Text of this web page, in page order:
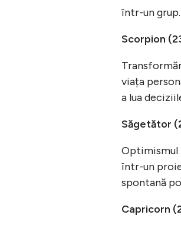
într-un
Scorpion
viața
a lua
Săgetător
Optimismul
într-un
spontană
Capricorn